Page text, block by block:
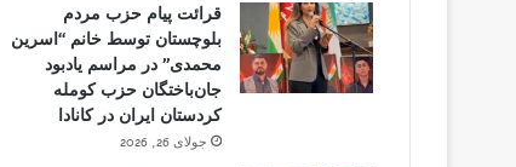
قرائت پیام حزب مردم
بلوچستان توسط خانم “اسرین
محمدی” در مراسم یادبود
جان‌باختگان حزب کومله
کردستان ایران در کانادا
جولای 26, 2026